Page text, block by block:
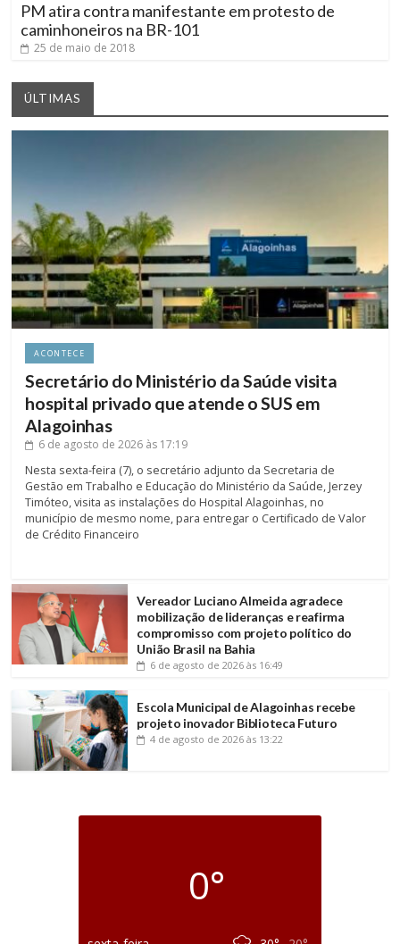
PM atira contra manifestante em protesto de
caminhoneiros na BR-101
25 de maio de 2018
ÚLTIMAS
ACONTECE
Secretário do Ministério da Saúde visita
hospital privado que atende o SUS em
Alagoinhas
6 de agosto de 2026 às 17:19
Nesta sexta-feira (7), o secretário adjunto da Secretaria de
Gestão em Trabalho e Educação do Ministério da Saúde, Jerzey
Timóteo, visita as instalações do Hospital Alagoinhas, no
município de mesmo nome, para entregar o Certificado de Valor
de Crédito Financeiro
Vereador Luciano Almeida agradece
mobilização de lideranças e reafirma
compromisso com projeto político do
União Brasil na Bahia
6 de agosto de 2026 às 16:49
Escola Municipal de Alagoinhas recebe
projeto inovador Biblioteca Futuro
4 de agosto de 2026 às 13:22
0°